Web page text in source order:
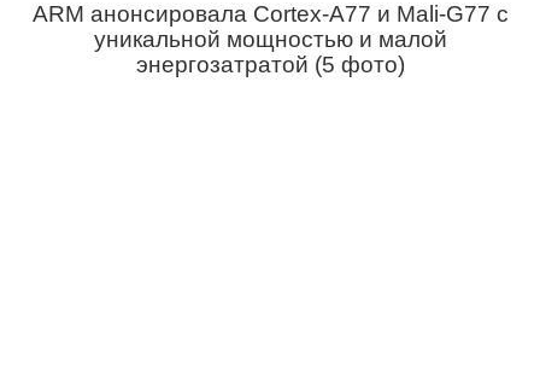
ARM анонсировала Cortex-A77 и Mali-G77 с
уникальной мощностью и малой
энергозатратой (5 фото)